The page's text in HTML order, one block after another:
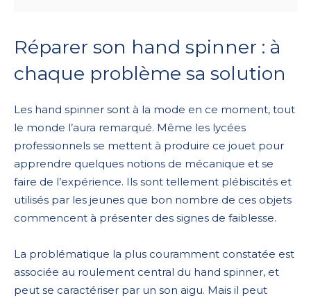
Réparer son hand spinner : à
chaque problème sa solution
Les hand spinner sont à la mode en ce moment, tout
le monde l’aura remarqué. Même les lycées
professionnels se mettent à produire ce jouet pour
apprendre quelques notions de mécanique et se
faire de l’expérience. Ils sont tellement plébiscités et
utilisés par les jeunes que bon nombre de ces objets
commencent à présenter des signes de faiblesse.
La problématique la plus couramment constatée est
associée au roulement central du hand spinner, et
peut se caractériser par un son aigu. Mais il peut